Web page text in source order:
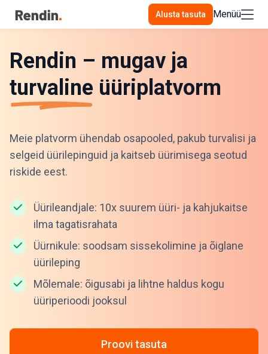
Alusta tasuta Menüü
Rendin – mugav ja
turvaline üüriplatvorm
Meie platvorm ühendab osapooled, pakub turvalisi ja
selgeid üürilepinguid ja kaitseb üürimisega seotud
riskide eest.
Üürileandjale: 10x suurem üüri- ja kahjukaitse
ilma tagatisrahata
Üürnikule: soodsam sissekolimine ja õiglane
üürileping
Mõlemale: õigusabi ja lihtne haldus kogu
üüriperioodi jooksul
Proovi tasuta